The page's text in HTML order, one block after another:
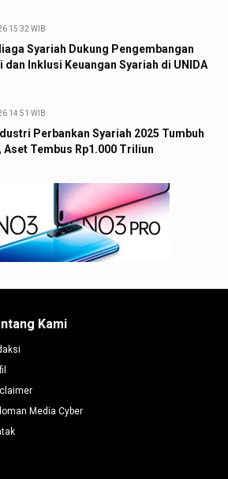
15:32 WIB
Syariah Dukung Pengembangan
dan Inklusi Keuangan Syariah di UNIDA
14:51 WIB
Perbankan Syariah 2025 Tumbuh
Aset Tembus Rp1.000 Triliun
Kami
Media Cyber